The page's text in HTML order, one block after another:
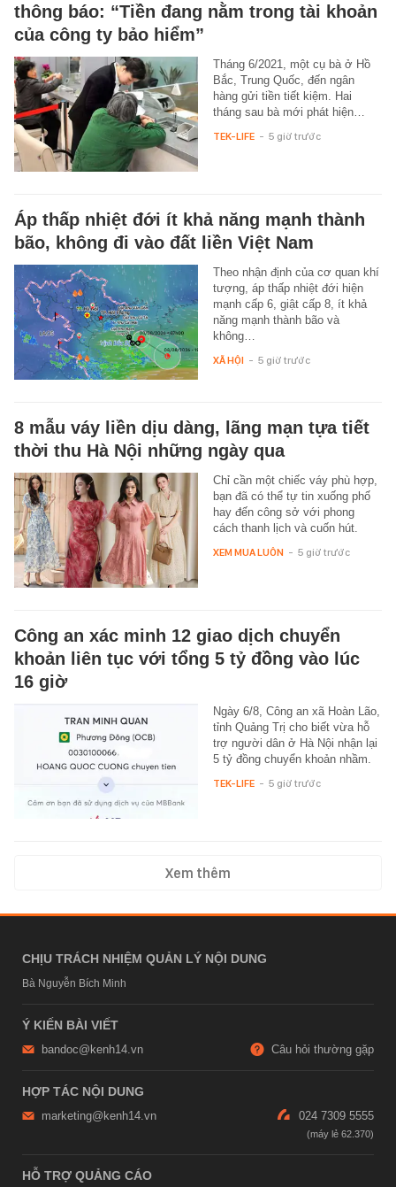
thông báo: “Tiền đang nằm trong tài khoản
của công ty bảo hiểm”
Tháng 6/2021, một cụ bà ở Hồ
Bắc, Trung Quốc, đến ngân
hàng gửi tiền tiết kiệm. Hai
tháng sau bà mới phát hiện…
TEK-LIFE - 5 giờ trước
Áp thấp nhiệt đới ít khả năng mạnh thành
bão, không đi vào đất liền Việt Nam
Theo nhận định của cơ quan khí
tượng, áp thấp nhiệt đới hiện
mạnh cấp 6, giật cấp 8, ít khả
năng mạnh thành bão và
không…
XÃ HỘI - 5 giờ trước
8 mẫu váy liền dịu dàng, lãng mạn tựa tiết
thời thu Hà Nội những ngày qua
Chỉ cần một chiếc váy phù hợp,
bạn đã có thể tự tin xuống phố
hay đến công sở với phong
cách thanh lịch và cuốn hút.
XEM MUA LUÔN - 5 giờ trước
Công an xác minh 12 giao dịch chuyển
khoản liên tục với tổng 5 tỷ đồng vào lúc
16 giờ
Ngày 6/8, Công an xã Hoàn Lão,
tỉnh Quảng Trị cho biết vừa hỗ
trợ người dân ở Hà Nội nhận lại
5 tỷ đồng chuyển khoản nhầm.
TEK-LIFE - 5 giờ trước
Xem thêm
CHỊU TRÁCH NHIỆM QUẢN LÝ NỘI DUNG
Bà Nguyễn Bích Minh
Ý KIẾN BÀI VIẾT
bandoc@kenh14.vn Câu hỏi thường gặp
HỢP TÁC NỘI DUNG
marketing@kenh14.vn 024 7309 5555
HỖ TRỢ QUẢNG CÁO